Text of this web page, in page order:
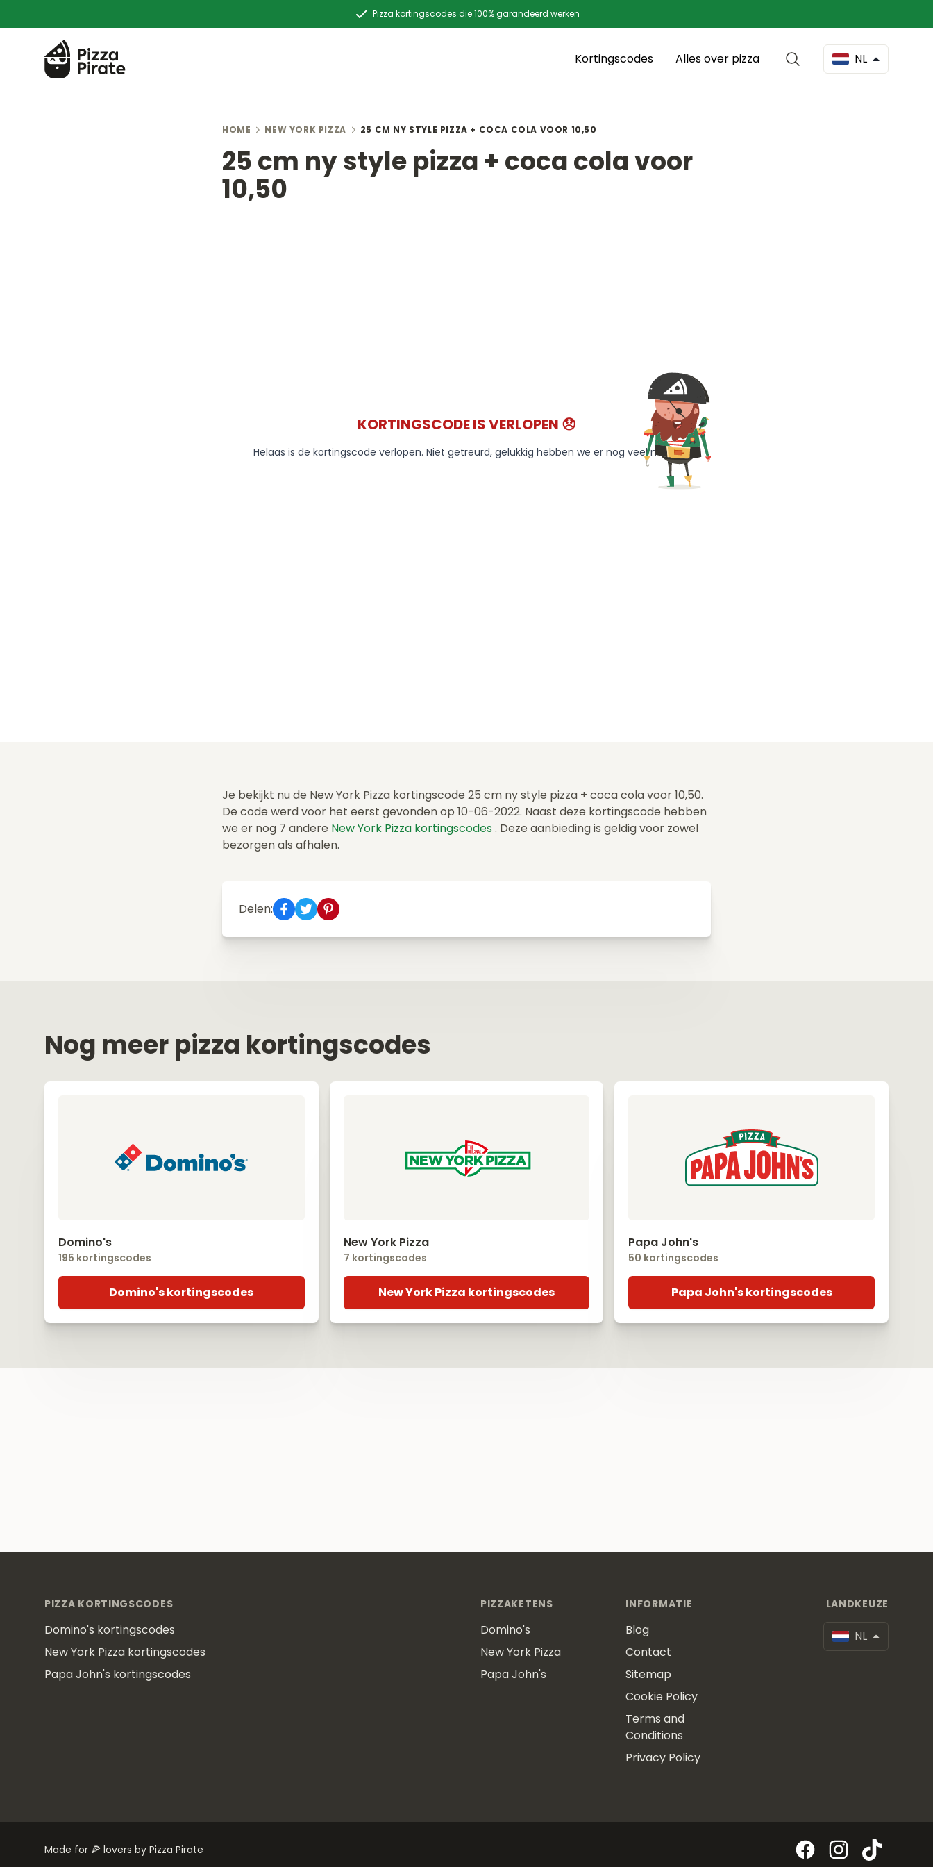
Pizza kortingscodes die 100% garandeerd werken
Kortingscodes Alles over pizza NL
HOME NEW YORK PIZZA 25 CM NY STYLE PIZZA + COCA COLA VOOR 10,50
25 cm ny style pizza + coca cola voor
10,50
KORTINGSCODE IS VERLOPEN 😞
Helaas is de kortingscode verlopen. Niet getreurd, gelukkig hebben we er nog veel meer!
Je bekijkt nu de New York Pizza kortingscode 25 cm ny style pizza + coca cola voor 10,50.
De code werd voor het eerst gevonden op 10-06-2022. Naast deze kortingscode hebben
we er nog 7 andere New York Pizza kortingscodes . Deze aanbieding is geldig voor zowel
bezorgen als afhalen.
Delen:
Nog meer pizza kortingscodes
Domino's
195 kortingscodes
Domino's kortingscodes
New York Pizza
7 kortingscodes
New York Pizza kortingscodes
Papa John's
50 kortingscodes
Papa John's kortingscodes
PIZZA KORTINGSCODES
Domino's kortingscodes
New York Pizza kortingscodes
Papa John's kortingscodes
PIZZAKETENS
Domino's
New York Pizza
Papa John's
INFORMATIE
Blog
Contact
Sitemap
Cookie Policy
Terms and
Conditions
Privacy Policy
LANDKEUZE
NL
Made for 🍕 lovers by Pizza Pirate FacebookInstagram
TikTok